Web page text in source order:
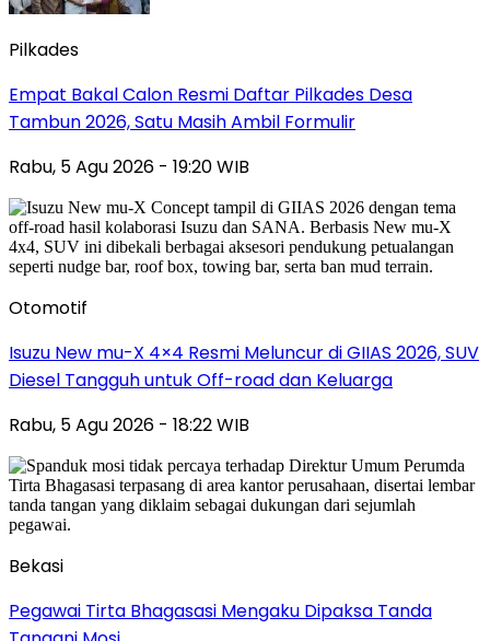
Pilkades
Empat Bakal Calon Resmi Daftar Pilkades Desa
Tambun 2026, Satu Masih Ambil Formulir
Rabu, 5 Agu 2026 - 19:20 WIB
Otomotif
Isuzu New mu-X 4×4 Resmi Meluncur di GIIAS 2026, SUV
Diesel Tangguh untuk Off-road dan Keluarga
Rabu, 5 Agu 2026 - 18:22 WIB
Bekasi
Pegawai Tirta Bhagasasi Mengaku Dipaksa Tanda